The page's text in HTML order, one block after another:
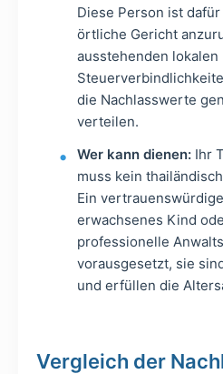
Diese Person ist
örtliche Gericht
ausstehenden lokalen
die Nachlasswerte
verteilen.
Wer kann dienen: Ihr
muss kein
Ein
erwachsenes Kind
professionelle
vorausgesetzt, sie
und erfüllen die
Vergleich der